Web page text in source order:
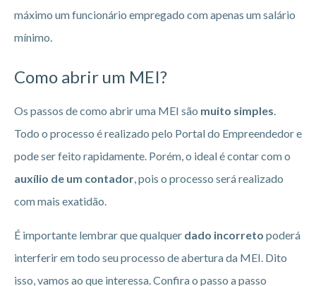
máximo um funcionário empregado com apenas um salário
mínimo.
Como abrir um MEI?
Os passos de como abrir uma MEI são muito simples.
Todo o processo é realizado pelo Portal do Empreendedor e
pode ser feito rapidamente. Porém, o ideal é contar com o
auxílio de um contador, pois o processo será realizado
com mais exatidão.
É importante lembrar que qualquer dado incorreto poderá
interferir em todo seu processo de abertura da MEI. Dito
isso, vamos ao que interessa. Confira o passo a passo